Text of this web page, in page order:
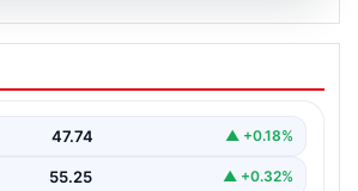
Başkanı İlkay Çiçek
Kişi Tutuklandı
Belediye Başkanı İlkay Çiçek
47.74 ▲ +0.18%
55.25 ▲ +0.32%